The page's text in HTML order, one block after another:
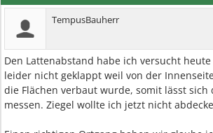
TempusBauherr
Den Lattenabstand habe ich versucht
leider nicht geklappt weil von der
die Flächen verbaut wurde, somit lässt sich
messen. Ziegel wollte ich jetzt nicht